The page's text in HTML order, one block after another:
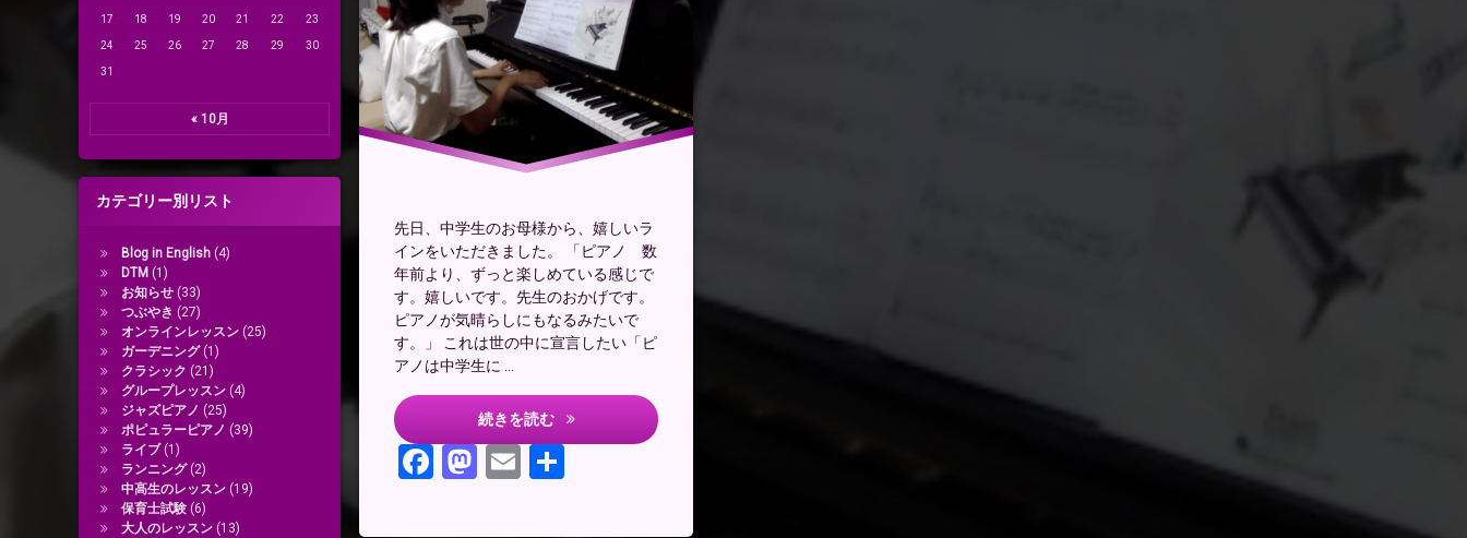
先日、中学生のお母様から、嬉しいラ
インをいただきました。 「ピアノ 数
年前より、ずっと楽しめている感じで
す。嬉しいです。先生のおかげです。
ピアノが気晴らしにもなるみたいで
す。」 これは世の中に宣言したい「ピ
アノは中学生に …
続きを読む やめないで中学生！
Facebook
Mastodon
Email
共
17 18 19 20 21 22 23
24 25 26 27 28 29 30
31
« 10月
カテゴリー別リスト
Blog in English(4)
DTM (1)
お知らせ(33)
つぶやき (27)
オンラインレッスン(25)
ガーデニング(1)
クラシック (21)
グループレッスン(4)
ジャズピアノ (25)
ポピュラーピアノ (39)
ライブ(1)
ランニング(2)
中高生のレッスン(19)
保育士試験(6)
大人のレッスン(13)